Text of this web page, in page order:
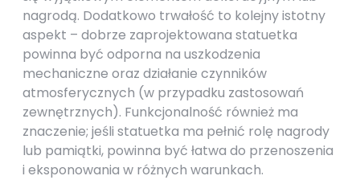
nagrodą. Dodatkowo trwałość to kolejny istotny
aspekt – dobrze zaprojektowana statuetka
powinna być odporna na uszkodzenia
mechaniczne oraz działanie czynników
atmosferycznych (w przypadku zastosowań
zewnętrznych). Funkcjonalność również ma
znaczenie; jeśli statuetka ma pełnić rolę nagrody
lub pamiątki, powinna być łatwa do przenoszenia
i eksponowania w różnych warunkach.